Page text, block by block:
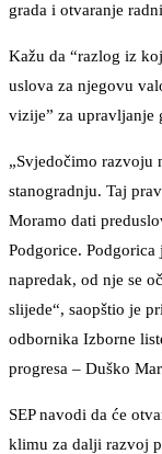
grada i otvaranje
Kažu da “razlog iz
uslova za njegovu
vizije” za upravljanje
„Svjedočimo razvoju
stanogradnju. Taj
Moramo dati
Podgorice. Podgorica
napredak, od nje se
slijede“, saopštio je
odbornika Izborne
progresa – Duško
SEP navodi da će
klimu za dalji razvoj